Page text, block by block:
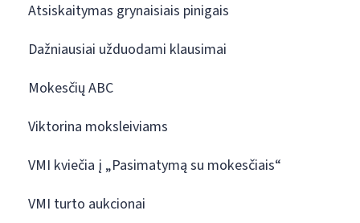
Atsiskaitymas grynaisiais pinigais
Dažniausiai užduodami klausimai
Mokesčių ABC
Viktorina moksleiviams
VMI kviečia į „Pasimatymą su mokesčiais“
VMI turto aukcionai